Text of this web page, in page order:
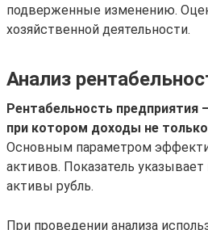
подверженные изменению.
хозяйственной деятельности.
Анализ
Рентабельность предприятия
при котором доходы не
Основным параметром
активов. Показатель
активы рубль.
При проведении анализа